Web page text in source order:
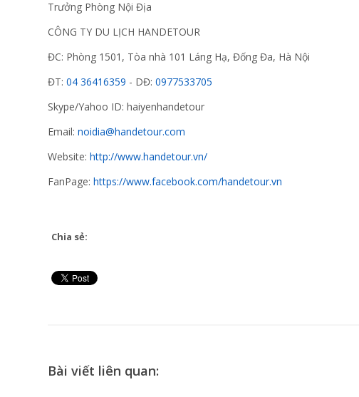
Trưởng Phòng Nội Địa
CÔNG TY DU LỊCH HANDETOUR
ĐC: Phòng 1501, Tòa nhà 101 Láng Hạ, Đống Đa, Hà Nội
ĐT: 04 36416359 - DĐ: 0977533705
Skype/Yahoo ID: haiyenhandetour
Email: noidia@handetour.com
Website: http://www.handetour.vn/
FanPage: https://www.facebook.com/handetour.vn
Chia sẻ:
Bài viết liên quan: